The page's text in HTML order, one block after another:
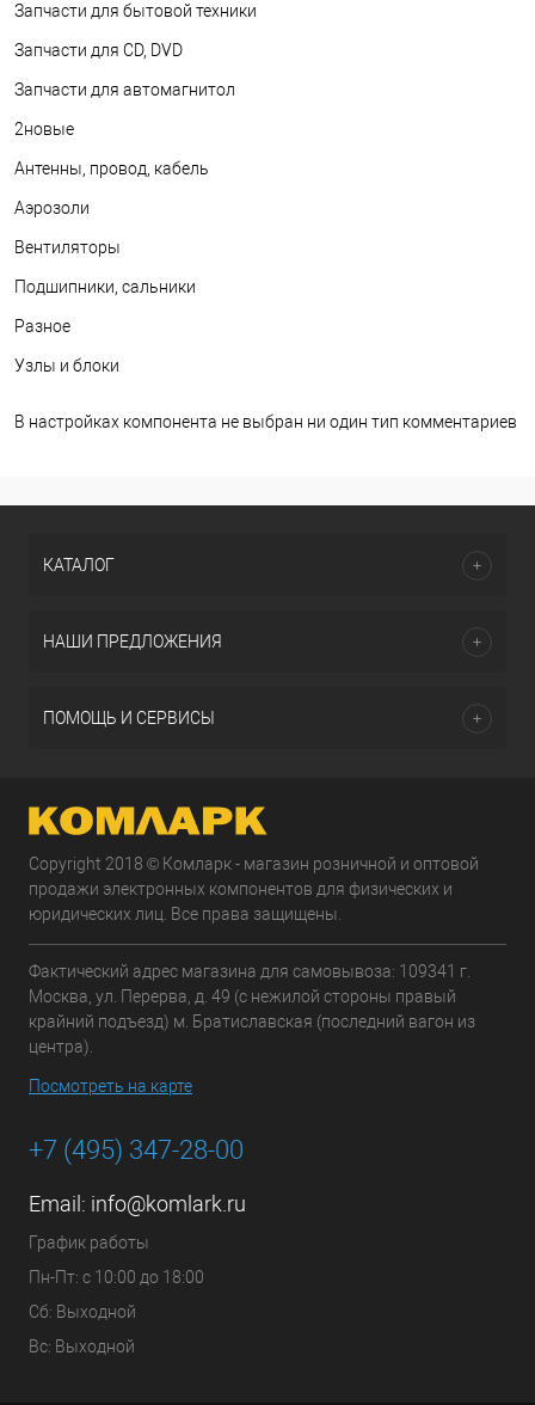
Запчасти для бытовой техники
Запчасти для CD, DVD
Запчасти для автомагнитол
2новые
Антенны, провод, кабель
Аэрозоли
Вентиляторы
Подшипники, сальники
Разное
Узлы и блоки
В настройках компонента не выбран ни один тип комментариев
КАТАЛОГ
НАШИ ПРЕДЛОЖЕНИЯ
ПОМОЩЬ И СЕРВИСЫ
Copyright 2018 © Комларк - магазин розничной и оптовой
продажи электронных компонентов для физических и
юридических лиц. Все права защищены.
Фактический адрес магазина для самовывоза: 109341 г.
Москва, ул. Перерва, д. 49 (с нежилой стороны правый
крайний подъезд) м. Братиславская (последний вагон из
центра).
Посмотреть на карте
+7 (495) 347-28-00
Email: info@komlark.ru
График работы
Пн-Пт: с 10:00 до 18:00
Сб: Выходной
Вс: Выходной